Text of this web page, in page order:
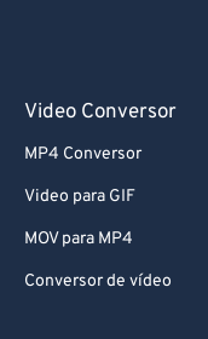
Video Conversor
MP4 Conversor
Video para GIF
MOV para MP4
Conversor de vídeo